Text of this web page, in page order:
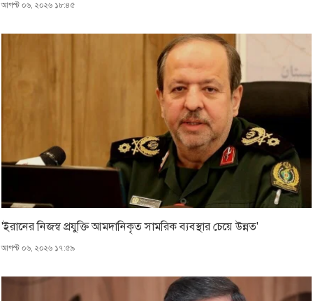
আগস্ট ০৬, ২০২৬ ১৮:৪৫
'ইরানের নিজস্ব প্রযুক্তি আমদানিকৃত সামরিক ব্যবস্থার চেয়ে উন্নত'
আগস্ট ০৬, ২০২৬ ১৭:৫৯